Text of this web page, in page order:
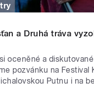
a Druhá tráva
oceněné a
pozvánku na Festival
Putnu i na